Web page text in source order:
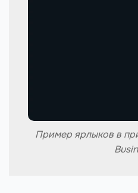
Пример ярлыков в